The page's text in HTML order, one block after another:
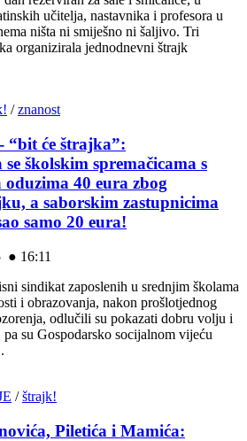
učitelja, nastavnika i profesora u
ništa ni smiješno ni šaljivo. Tri
organizirala jednodnevni štrajk
/znanost
“bit će štrajka”:
školskim spremačicama s
40 eura zbog
a saborskim zastupnicima
samo 20 eura!
● 16:11
sindikat zaposlenih u srednjim školama
i obrazovanja, nakon prošlotjednog
odlučili su pokazati dobru volju i
su Gospodarsko socijalnom vijeću
/štrajk!
Piletića i Mamića: